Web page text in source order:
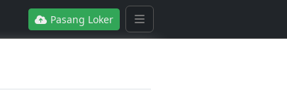
Pasang Loker